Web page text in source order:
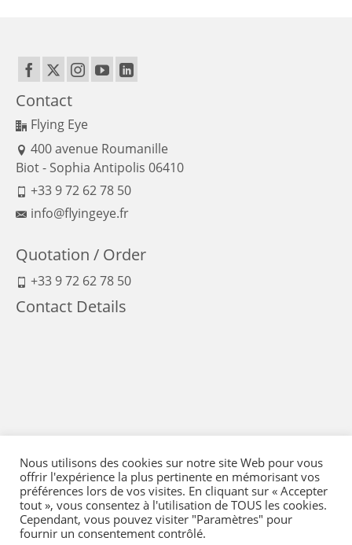
Contact
Flying Eye
400 avenue Roumanille
Biot - Sophia Antipolis 06410
+33 9 72 62 78 50
info@flyingeye.fr
Quotation / Order
+33 9 72 62 78 50
Contact Details
Nous utilisons des cookies sur notre site Web pour vous
offrir l'expérience la plus pertinente en mémorisant vos
préférences lors de vos visites. En cliquant sur « Accepter
tout », vous consentez à l'utilisation de TOUS les cookies.
Cependant, vous pouvez visiter "Paramètres" pour
fournir un consentement contrôlé.